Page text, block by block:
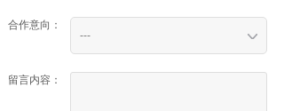
合作意向：
---
留言内容：